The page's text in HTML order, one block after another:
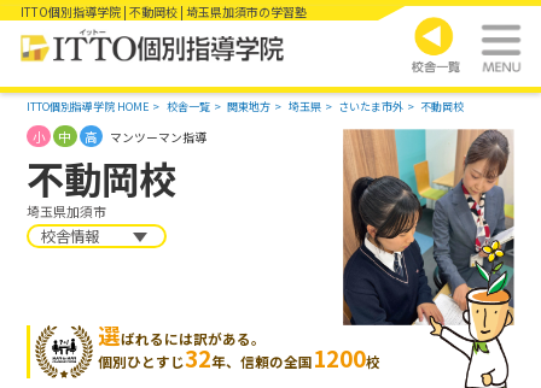
ITTO個別指導学院 | 不動岡校 | 埼玉県加須市の学習塾
ITTO個別指導学院 HOME 校舎一覧 関東地方 埼玉県 さいたま市外 不動岡校
不動岡校
埼玉県加須市
小 中 高 マンツーマン指導
校舎情報
選ばれるには訳がある。
個別ひとすじ32年、信頼の全国1200校